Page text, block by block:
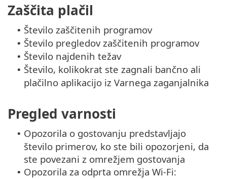
Zaščita plačil
• Število zaščitenih programov
• Število pregledov zaščitenih programov
• Število najdenih težav
• Število, kolikokrat ste zagnali bančno ali
plačilno aplikacijo iz Varnega zaganjalnika
Pregled varnosti
• Opozorila o gostovanju predstavljajo
število primerov, ko ste bili opozorjeni, da
ste povezani z omrežjem gostovanja
• Opozorila za odprta omrežja Wi-Fi: